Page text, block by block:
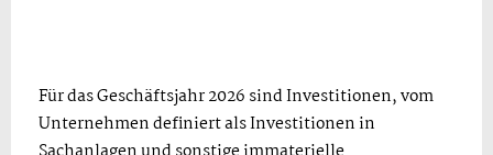
Für das Geschäftsjahr 2026 sind Investitionen, vom
Unternehmen definiert als Investitionen in